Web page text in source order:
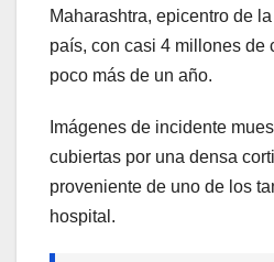
Maharashtra, epicentro de
país, con casi 4 millones de
poco más de un año.
Imágenes de incidente
cubiertas por una densa
proveniente de uno de los
hospital.